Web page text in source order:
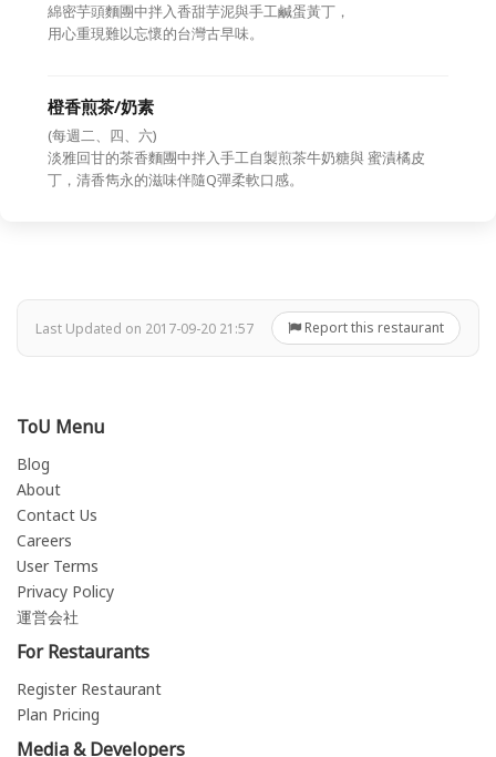
綿密芋頭麵團中拌入香甜芋泥與手工鹹蛋黃丁，
用心重現難以忘懷的台灣古早味。
橙香煎茶/奶素
(每週二、四、六)
淡雅回甘的茶香麵團中拌入手工自製煎茶牛奶糖與 蜜漬橘皮
丁，清香雋永的滋味伴隨Q彈柔軟口感。
Last Updated on 2017-09-20 21:57 Report this restaurant
ToU Menu
Blog
About
Contact Us
Careers
User Terms
Privacy Policy
運営会社
For Restaurants
Register Restaurant
Plan Pricing
Media & Developers